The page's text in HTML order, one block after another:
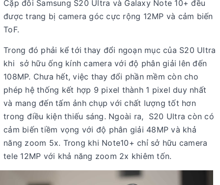
Cặp đôi Samsung S20 Ultra và Galaxy Note 10+ đều
được trang bị camera góc cực rộng 12MP và cảm biến
ToF.
Trong đó phải kể tới thay đổi ngoạn mục của S20 Ultra
khi sở hữu ống kính camera với độ phân giải lên đến
108MP. Chưa hết, việc thay đổi phần mềm còn cho
phép hệ thống kết hợp 9 pixel thành 1 pixel duy nhất
và mang đến tấm ảnh chụp với chất lượng tốt hơn
trong điều kiện thiếu sáng. Ngoài ra, S20 Ultra còn có
cảm biến tiềm vọng với độ phân giải 48MP và khả
năng zoom 5x. Trong khi Note10+ chỉ sở hữu camera
tele 12MP với khả năng zoom 2x khiêm tốn.